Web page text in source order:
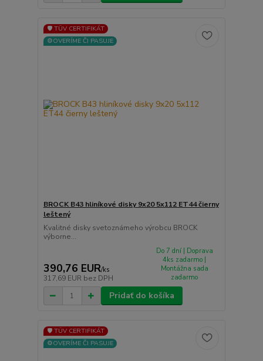
🛡️ TÜV CERTIFIKÁT
⚙️OVERÍME ČI PASUJE
BROCK B43 hliníkové disky 9x20 5x112 ET44 čierny
leštený
Kvalitné disky svetoznámeho výrobcu BROCK
výborne...
390,76 EUR/ks
317,69 EUR bez DPH
Do 7 dní | Doprava
4ks zadarmo |
Montážna sada
zadarmo
Pridať do košíka
🛡️ TÜV CERTIFIKÁT
⚙️OVERÍME ČI PASUJE